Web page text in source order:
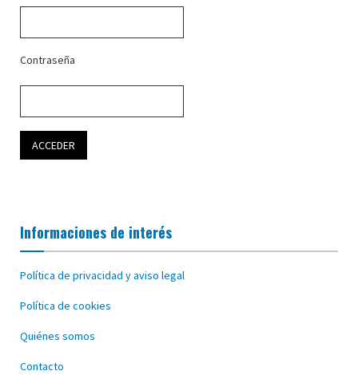
Contraseña
Informaciones de interés
Política de privacidad y aviso legal
Política de cookies
Quiénes somos
Contacto